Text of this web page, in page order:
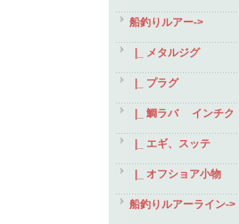
船釣りルアー->
|_ メタルジグ
|_ プラグ
|_ 鯛ラバ インチク
|_ エギ、スッテ
|_ オフショア小物
船釣りルアーライン->